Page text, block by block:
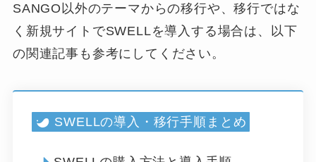
SANGO以外のテーマからの移行や、移行ではな
く新規サイトでSWELLを導入する場合は、以下
の関連記事も参考にしてください。
SWELLの導入・移行手順まとめ